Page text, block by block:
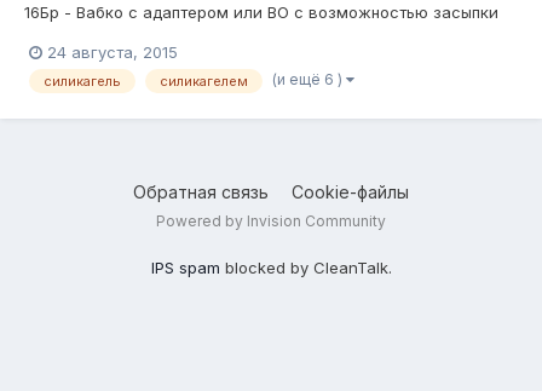
16Бр - Вабко с адаптером или ВО с возможностью засыпки
mer1k91. Очень желательна отправка с Москвы, и все разом.
24 августа, 2015
силикагель силикагелем (и ещё 6 )
Обратная связь Cookie-файлы
Powered by Invision Community
IPS spam blocked by CleanTalk.